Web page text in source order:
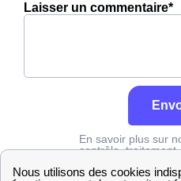
Laisser un commentaire*
En savoir plus sur
contrôle, traitement